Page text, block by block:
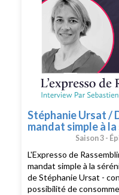
Stéphanie Ursat /
mandat simple à
Saison 3 -
L'Expresso de
mandat simple à la
de Stéphanie Ursat -
possibilité de